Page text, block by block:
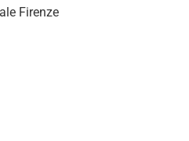
Firenze